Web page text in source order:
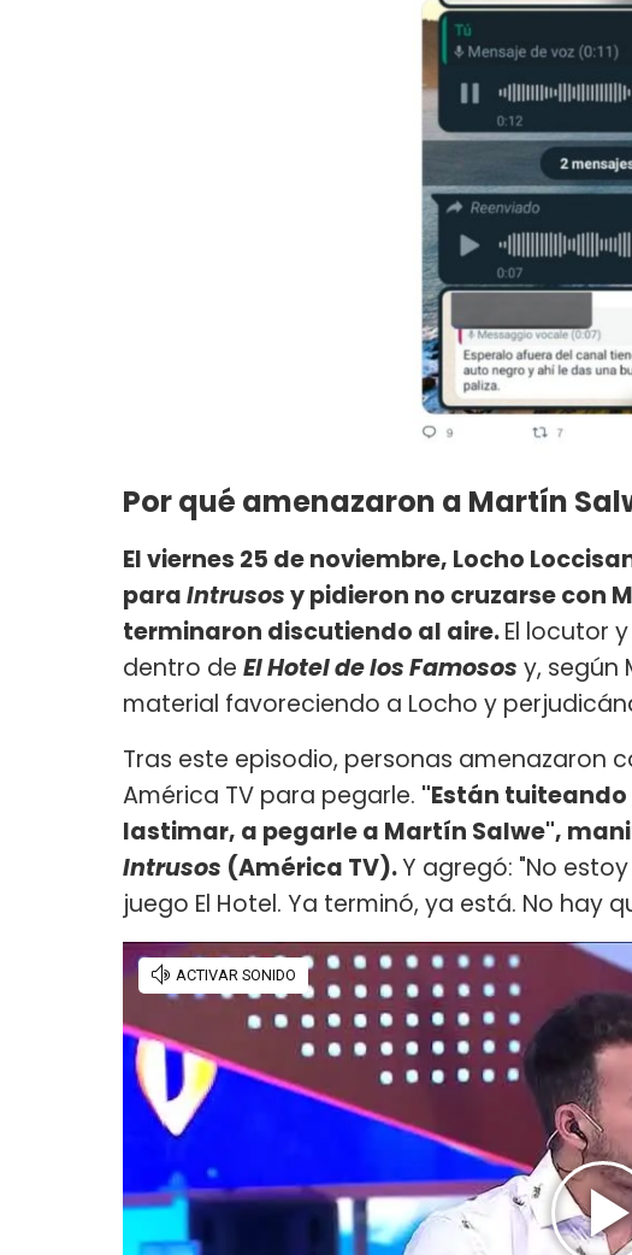
Por qué amenazaron a Martín
El viernes 25 de noviembre, Locho
paraIntrusosy pidieron no cruzarse con
terminaron discutiendo al aire.El locutor
dentro de El Hotel de los Famosos y, según
material favoreciendo a Locho y
Tras este episodio, personas amenazaron
América TV para pegarle. "Están
lastimar, a pegarle a Martín Salwe",
Intrusos (América TV).Y agregó: "No
juego El Hotel. Ya terminó, ya está. No hay